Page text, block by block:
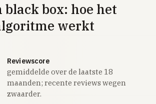
black box: hoe het
werkt
Reviewscore
gemiddelde over de laatste 18
maanden; recente reviews wegen
zwaarder.